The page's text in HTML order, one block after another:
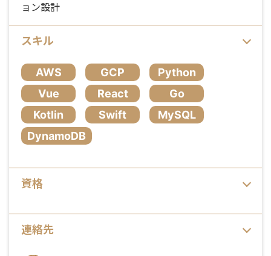
ョン設計
スキル
AWS GCP
Python
Vue
React
Go
Kotlin
Swift
MySQL
DynamoDB
資格
連絡先